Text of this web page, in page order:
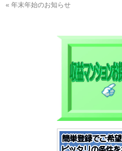
« 年末年始のお知らせ